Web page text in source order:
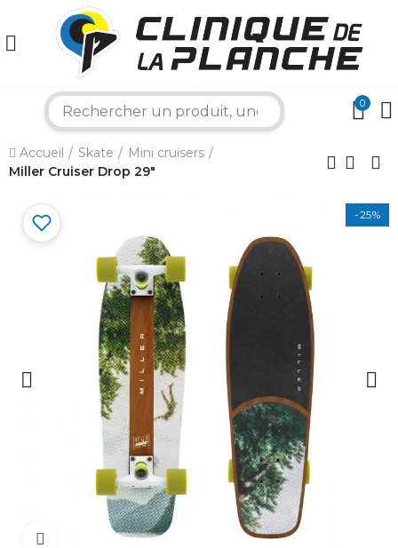
0
Accueil Skate
Mini cruisers
Miller Cruiser Drop 29"
-25%
Cliquez pour agrandir
×
Bonjour ! Je suis votre expert nautique.